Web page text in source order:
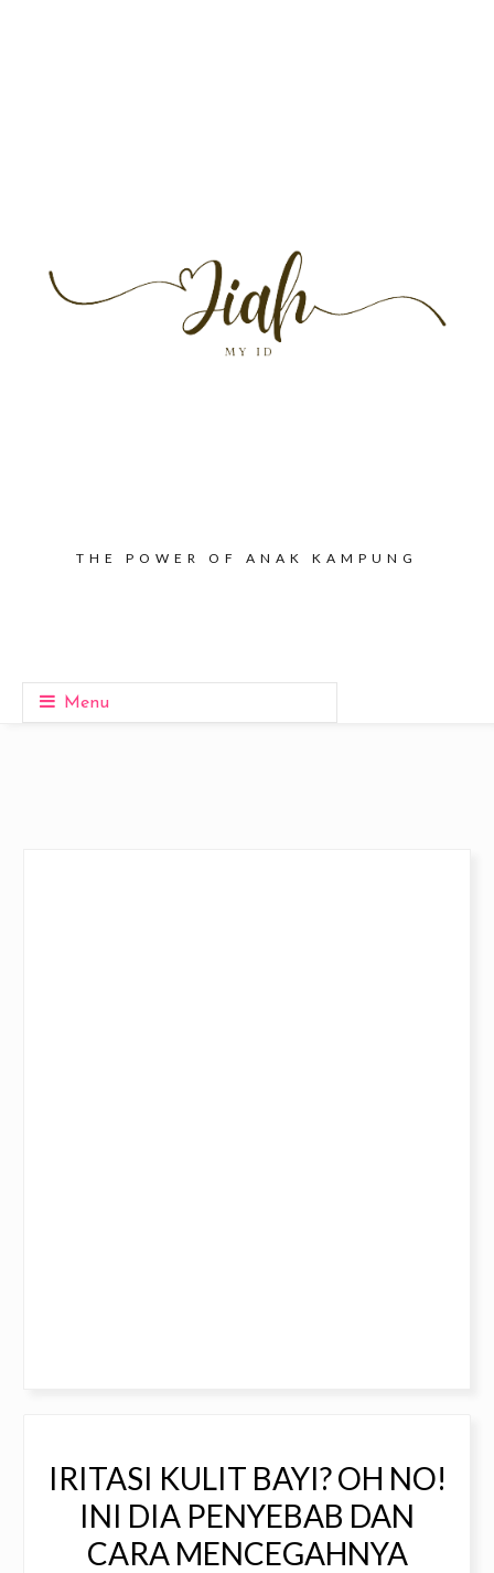
THE POWER OF ANAK KAMPUNG
Menu
IRITASI KULIT BAYI? OH NO!
INI DIA PENYEBAB DAN
CARA MENCEGAHNYA